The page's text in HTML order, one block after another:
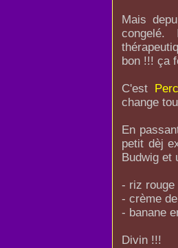
Mais
bon !!! ça
C'est
change
En
petit dèj
Budwig et
- riz rouge
- crème
- banane
Divin !!!